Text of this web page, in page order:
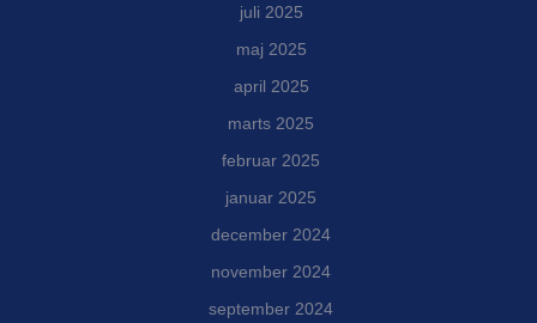
juli 2025
maj 2025
april 2025
marts 2025
februar 2025
januar 2025
december 2024
november 2024
september 2024